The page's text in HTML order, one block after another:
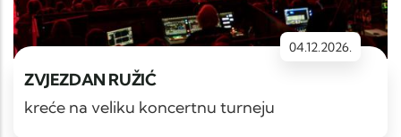
04.12.2026.
ZVJEZDAN RUŽIĆ
kreće na veliku koncertnu turneju